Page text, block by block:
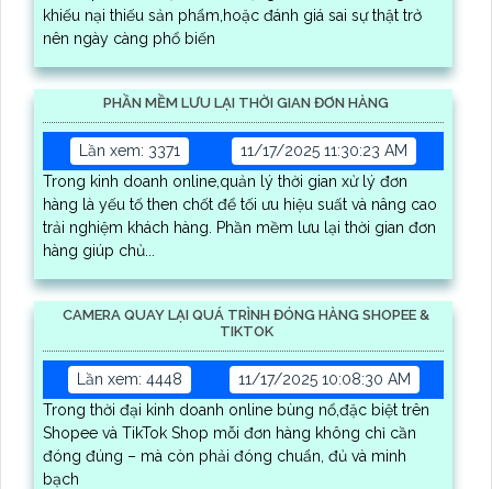
khiếu nại thiếu sản phẩm,hoặc đánh giá sai sự thật trở
nên ngày càng phổ biến
PHẦN MỀM LƯU LẠI THỜI GIAN ĐƠN HÀNG
Lần xem: 3371
11/17/2025 11:30:23 AM
Trong kinh doanh online,quản lý thời gian xử lý đơn
hàng là yếu tố then chốt để tối ưu hiệu suất và nâng cao
trải nghiệm khách hàng. Phần mềm lưu lại thời gian đơn
hàng giúp chủ...
CAMERA QUAY LẠI QUÁ TRÌNH ĐÓNG HÀNG SHOPEE &
TIKTOK
Lần xem: 4448
11/17/2025 10:08:30 AM
Trong thời đại kinh doanh online bùng nổ,đặc biệt trên
Shopee và TikTok Shop mỗi đơn hàng không chỉ cần
đóng đúng – mà còn phải đóng chuẩn, đủ và minh
bạch